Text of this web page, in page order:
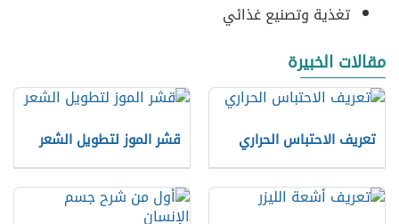
تغذية وتصنيع غذائي
مقالات الخبيرة
تعريف الاحتباس الحراري قشر الموز لتطويل الشعر